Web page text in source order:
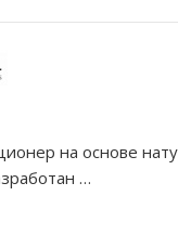
на основе